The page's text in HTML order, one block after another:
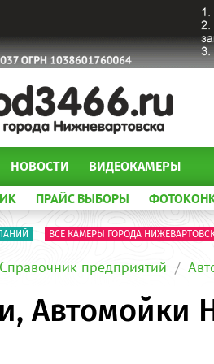
НОВОСТИ ВИДЕОКАМЕРЫ
ПРАЙС ВЫБОРЫ
ВСЕ КАМЕРЫ ГОРОДА
Справочник предприятий
Автомойки